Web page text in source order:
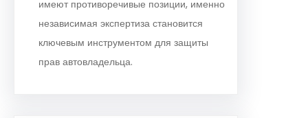
имеют противоречивые позиции, именно
независимая экспертиза становится
ключевым инструментом для защиты
прав автовладельца.